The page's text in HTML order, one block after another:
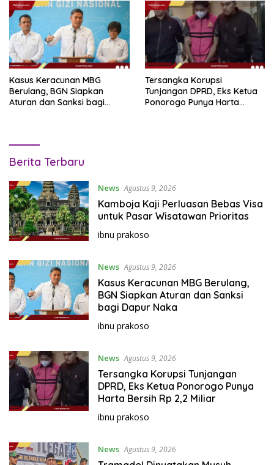
k
i
n
,
e
n
s
p
i
r
a
s
!
Kasus Keracunan MBG
Berulang, BGN Siapkan
Aturan dan Sanksi bagi
Tersangka Korupsi
Tunjangan DPRD, Eks Ketua
Ponorogo Punya Harta
i
n
t
a
N
e
s
Berita Terbaru
News Agustus 9, 2026
Kamboja Kaji Perluasan Bebas Visa
untuk Pasar Wisatawan Prioritas
ibnu prakoso
News Agustus 9, 2026
Kasus Keracunan MBG Berulang,
BGN Siapkan Aturan dan Sanksi
bagi Dapur Naka
ibnu prakoso
News Agustus 9, 2026
Tersangka Korupsi Tunjangan
DPRD, Eks Ketua Ponorogo Punya
Harta Bersih Rp 2,2 Miliar
ibnu prakoso
News Agustus 9, 2026